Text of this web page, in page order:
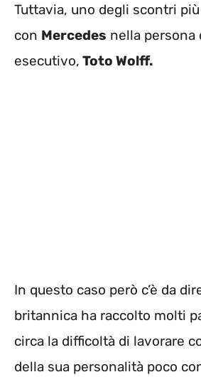
Tuttavia, uno degli scontri
con Mercedes nella persona
esecutivo, Toto Wolff.
In questo caso però c’è da
britannica ha raccolto molti
circa la difficoltà di lavorare
della sua personalità poco